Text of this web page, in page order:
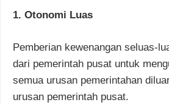
1. Otonomi Luas
Pemberian kewenangan seluas-
dari pemerintah pusat untuk
semua urusan pemerintahan
urusan pemerintah pusat.